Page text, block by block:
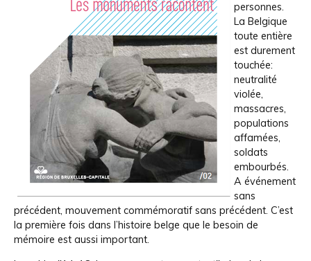
personnes.
La Belgique
toute entière
est durement
touchée:
neutralité
violée,
massacres,
populations
affamées,
soldats
embourbés.
A événement
sans
précédent, mouvement commémoratif sans précédent. C’est
la première fois dans l’histoire belge que le besoin de
mémoire est aussi important.